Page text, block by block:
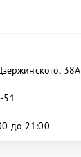
38А
51
до 21:00